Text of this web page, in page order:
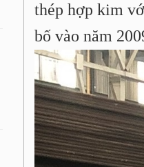
thép hợp kim
bố vào năm